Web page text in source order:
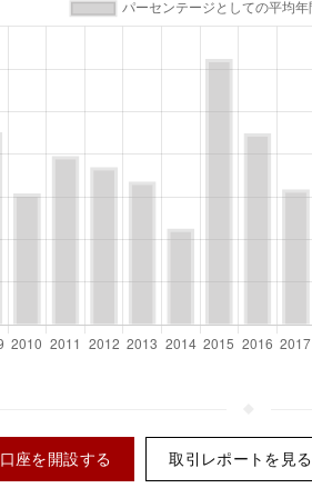
座を開設する 取引レポートを見る